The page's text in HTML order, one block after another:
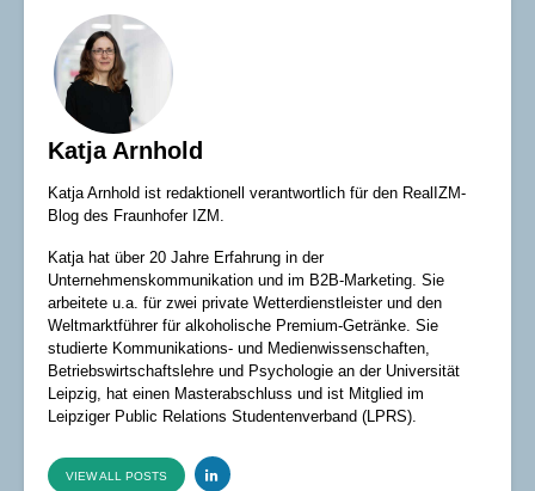
Katja Arnhold
Katja Arnhold ist redaktionell verantwortlich für den RealIZM-
Blog des Fraunhofer IZM.
Katja hat über 20 Jahre Erfahrung in der
Unternehmenskommunikation und im B2B-Marketing. Sie
arbeitete u.a. für zwei private Wetterdienstleister und den
Weltmarktführer für alkoholische Premium-Getränke. Sie
studierte Kommunikations- und Medienwissenschaften,
Betriebswirtschaftslehre und Psychologie an der Universität
Leipzig, hat einen Masterabschluss und ist Mitglied im
Leipziger Public Relations Studentenverband (LPRS).
VIEW ALL POSTS